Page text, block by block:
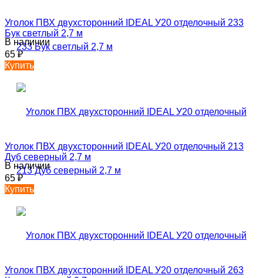
Уголок ПВХ двухсторонний IDEAL У20 отделочный 233
Бук светлый 2,7 м
В наличии
65₽
Купить
Уголок ПВХ двухсторонний IDEAL У20 отделочный 213
Дуб северный 2,7 м
В наличии
65₽
Купить
Уголок ПВХ двухсторонний IDEAL У20 отделочный 263